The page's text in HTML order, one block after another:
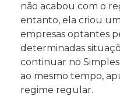
não acabou com o
entanto, ela criou
empresas optantes
determinadas
continuar no
ao mesmo tempo,
regime regular.